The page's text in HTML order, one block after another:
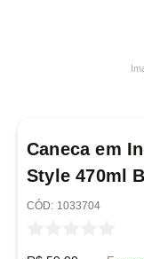
Caneca em
Style 470ml
: 1033704